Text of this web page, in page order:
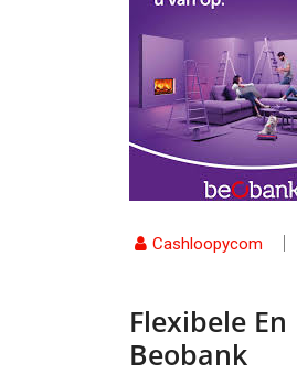
Cashloopycom
Flexibele
Beobank